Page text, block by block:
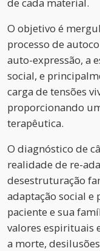
O objetivo é
processo de
auto-expressão, a
social, e
carga de tensões
proporcionando
terapêutica.
O diagnóstico de
realidade de re-
desestruturação
adaptação social
paciente e sua
valores espirituais
a morte,